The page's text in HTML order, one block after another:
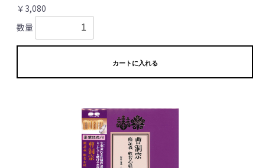
￥3,080
数量
カートに入れる